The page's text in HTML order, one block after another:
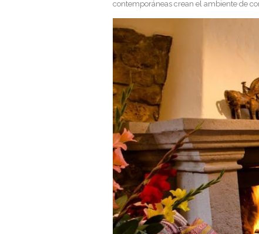
contemporáneas crean el ambiente de